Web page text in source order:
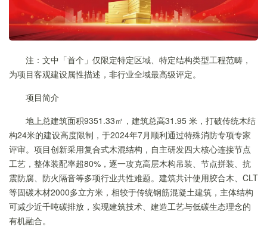
注：文中「首个」仅限定特定区域、特定结构类型工程范畴，
为项目客观建设属性描述，非行业全域最高级评定。
项目简介
地上总建筑面积9351.33㎡，建筑总高31.95 米，打破传统木结
构24米的建设高度限制，于2024年7月顺利通过特殊消防专项专家
评审。项目创新采用复合式木混结构，自主研发四大核心连接节点
工艺，整体装配率超80%，逐一攻克高层木构吊装、节点拼装、抗
震防腐、防火隔音等多项行业共性难题。建筑共计使用胶合木、CLT
等固碳木材2000多立方米，相较于传统钢筋混凝土建筑，主体结构
可减少近千吨碳排放，实现建筑技术、建造工艺与低碳生态理念的
有机融合。